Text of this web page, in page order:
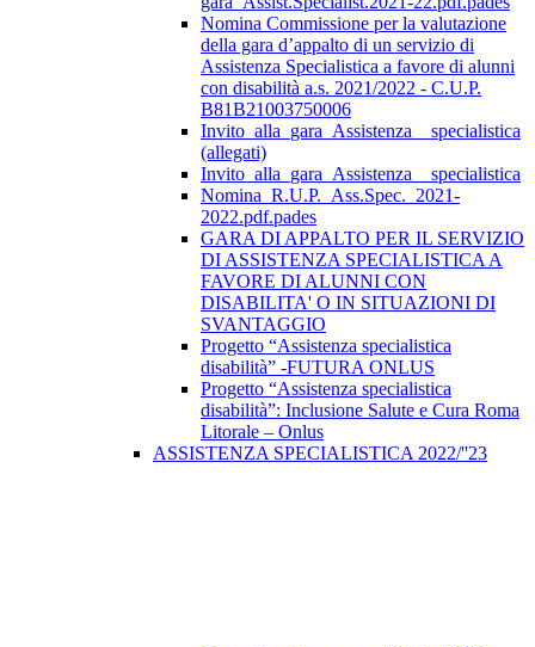
Nomina Commissione per la valutazione
della gara d’appalto di un servizio di
Assistenza Specialistica a favore di alunni
con disabilità a.s. 2021/2022 - C.U.P.
B81B21003750006
Invito_alla_gara_Assistenza__specialistica
(allegati)
Invito_alla_gara_Assistenza__specialistica
Nomina_R.U.P._Ass.Spec._2021-
2022.pdf.pades
GARA DI APPALTO PER IL SERVIZIO
DI ASSISTENZA SPECIALISTICA A
FAVORE DI ALUNNI CON
DISABILITA' O IN SITUAZIONI DI
SVANTAGGIO
Progetto “Assistenza specialistica
disabilità” -FUTURA ONLUS
Progetto “Assistenza specialistica
disabilità”: Inclusione Salute e Cura Roma
Litorale – Onlus
ASSISTENZA SPECIALISTICA 2022/''23